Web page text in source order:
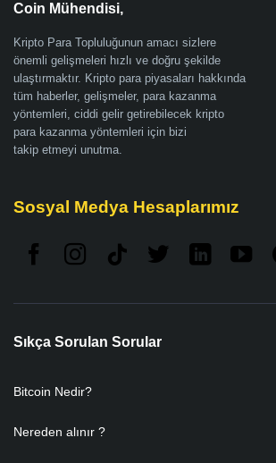
Coin Mühendisi,
Kripto Para Topluluğunun amacı sizlere
önemli gelişmeleri hızlı ve doğru şekilde
ulaştırmaktır. Kripto para piyasaları hakkında
tüm haberler, gelişmeler, para kazanma
yöntemleri, ciddi gelir getirebilecek kripto
para kazanma yöntemleri için bizi
takip etmeyi unutma.
Sosyal Medya Hesaplarımız
Sıkça Sorulan Sorular
Bitcoin Nedir?
Nereden alınır ?